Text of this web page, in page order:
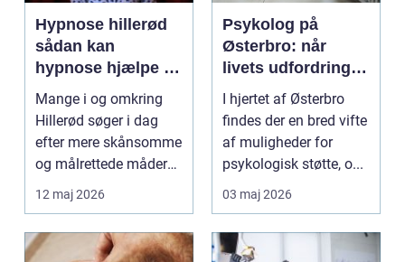
Hypnose hillerød
sådan kan
hypnose hjælpe i
hverdagen
Mange i og omkring
Hillerød søger i dag
efter mere skånsomme
og målrettede måder
at få det bedre på....
12 maj 2026
Psykolog på
Østerbro: når
livets udfordringer
kræver
professionel støtte
I hjertet af Østerbro
findes der en bred vifte
af muligheder for
psykologisk støtte, o...
03 maj 2026